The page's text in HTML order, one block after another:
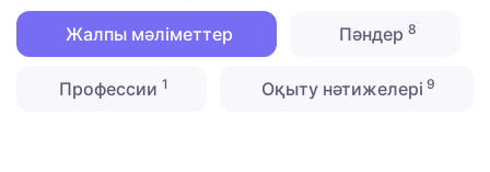
Жалпы мәліметтер Пәндер 8
Профессии 1 Оқыту нәтижелері 9